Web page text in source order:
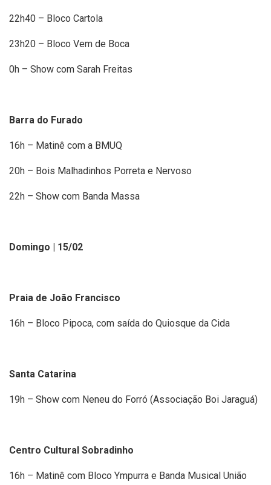
22h40 – Bloco Cartola
23h20 – Bloco Vem de Boca
0h – Show com Sarah Freitas
Barra do Furado
16h – Matinê com a BMUQ
20h – Bois Malhadinhos Porreta e Nervoso
22h – Show com Banda Massa
Domingo | 15/02
Praia de João Francisco
16h – Bloco Pipoca, com saída do Quiosque da Cida
Santa Catarina
19h – Show com Neneu do Forró (Associação Boi Jaraguá)
Centro Cultural Sobradinho
16h – Matinê com Bloco Ympurra e Banda Musical União